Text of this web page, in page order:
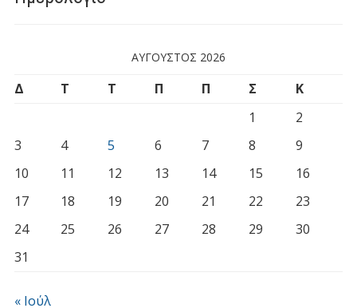
ΑΎΓΟΥΣΤΟΣ 2026
Δ Τ Τ Π Π Σ
Κ
1
2
3
4 5 6 7 8
9
10
11 12 13 14 15
16
17
18 19 20 21 22
23
24
25 26 27 28 29
30
31
« Ιούλ